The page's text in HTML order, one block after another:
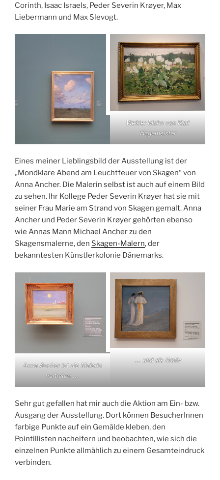
Corinth, Isaac Israels, Peder Severin Krøyer, Max
Liebermann und Max Slevogt.
Weißer Mohn von Karl
Hagemeister
Eines meiner Lieblingsbild der Ausstellung ist der
„Mondklare Abend am Leuchtfeuer von Skagen“ von
Anna Ancher. Die Malerin selbst ist auch auf einem Bild
zu sehen. Ihr Kollege Peder Severin Krøyer hat sie mit
seiner Frau Marie am Strand von Skagen gemalt. Anna
Ancher und Peder Severin Krøyer gehörten ebenso
wie Annas Mann Michael Ancher zu den
Skagensmalerne, den Skagen-Malern, der
bekanntesten Künstlerkolonie Dänemarks.
Anna Ancher ist als Malerin
vertreten …
… und als Motiv
Sehr gut gefallen hat mir auch die Aktion am Ein- bzw.
Ausgang der Ausstellung. Dort können BesucherInnen
farbige Punkte auf ein Gemälde kleben, den
Pointillisten nacheifern und beobachten, wie sich die
einzelnen Punkte allmählich zu einem Gesamteindruck
verbinden.